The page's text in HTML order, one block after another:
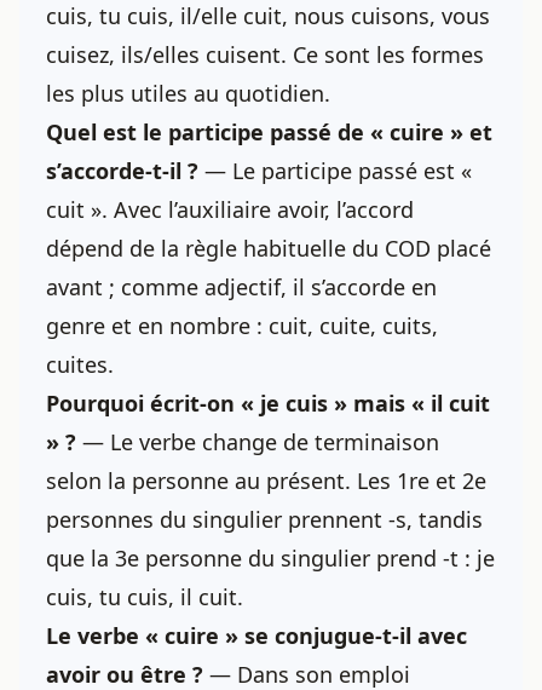
cuis, tu cuis, il/elle cuit, nous cuisons, vous
cuisez, ils/elles cuisent. Ce sont les formes
les plus utiles au quotidien.
Quel est le participe passé de « cuire » et
s’accorde-t-il ? — Le participe passé est «
cuit ». Avec l’auxiliaire avoir, l’accord
dépend de la règle habituelle du COD placé
avant ; comme adjectif, il s’accorde en
genre et en nombre : cuit, cuite, cuits,
cuites.
Pourquoi écrit-on « je cuis » mais « il cuit
» ? — Le verbe change de terminaison
selon la personne au présent. Les 1re et 2e
personnes du singulier prennent -s, tandis
que la 3e personne du singulier prend -t : je
cuis, tu cuis, il cuit.
Le verbe « cuire » se conjugue-t-il avec
avoir ou être ? — Dans son emploi